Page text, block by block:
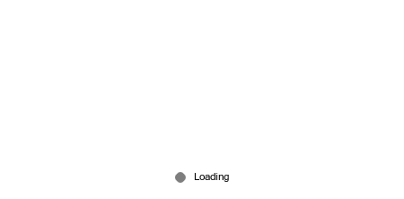
‘ഐഎഎസ് ആകുന്നതിന് മുന്‍പ് നല്ല